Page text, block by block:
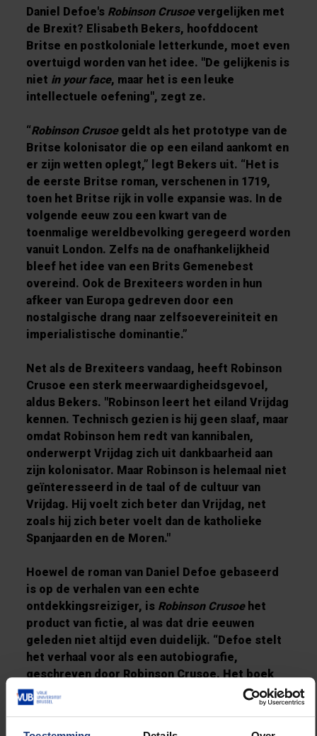
Daniel Defoe's Robinson Crusoevergelijken met
de Brexit? Elisabeth Bekers, hoofddocent
Britse en postkoloniale letterkunde, moet even
overtuigd worden van het idee. "De gelijkenis is
niet in your face, maar het is een leuke
intellectuele oefening", zegt ze.
“Robinson Crusoegeldt als het prototype van de
Britse kolonisator die op een eiland aankomt en
er zijn wetten oplegt,” legt Bekers uit. “Het is
de eerste Britse roman, verschenen in 1719,
toen het Britse rijk in volle expansie was. In de
volgende eeuw zou een kwart van de
toenmalige wereldbevolking geregeerd worden
vanuit London. Zelfs na de onafhankelijkheid
bleef het idee van een Brits Gemenebest
overeind. Ook de Brexiteers worden in hun
afkeer van Europa gedreven door een
nostalgische drang naar zelfsoevereiniteit en
imperialistische dominantie.”
Net als de Brexiteers vandaag, heeft Robinson
Crusoe een sterk meerwaardigheidsgevoel,
aldus Bekers. "Robinson leert het eiland Vrijdag
kennen. Technisch gezien is hij geen slaaf, maar
omdat Robinson hem redt van kannibalen,
onderwerpt Vrijdag zich uit dankbaarheid aan
zijn kolonisator. Maar Robinson is helemaal niet
geïnteresseerd in de taal of de cultuur van
Vrijdag. Hij voelt zich beter dan Vrijdag, net
zoals hij zich beter voelt dan de katholieke
Spanjaarden en de Moren."
Hoewel de roman van Daniel Defoe gebaseerd
is op de verhalen van een echte
ontdekkingsreiziger, is Robinson Crusoehet
product van fictie, al was dat drie eeuwen
geleden niet altijd even duidelijk. “Defoe stelt
het verhaal voor als een autobiografie,
geschreven door Robinson Crusoe. Het boek
was waanzinnig populair, wat zich vertaalde in
verschillende herdrukken”, zegt Bekers. “Het